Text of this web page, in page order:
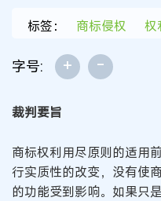
标签： 商标侵权 权
字号: + -
裁判要旨
商标权利用尽原则的适用
行实质性的改变，没有使
的功能受到影响。如果只